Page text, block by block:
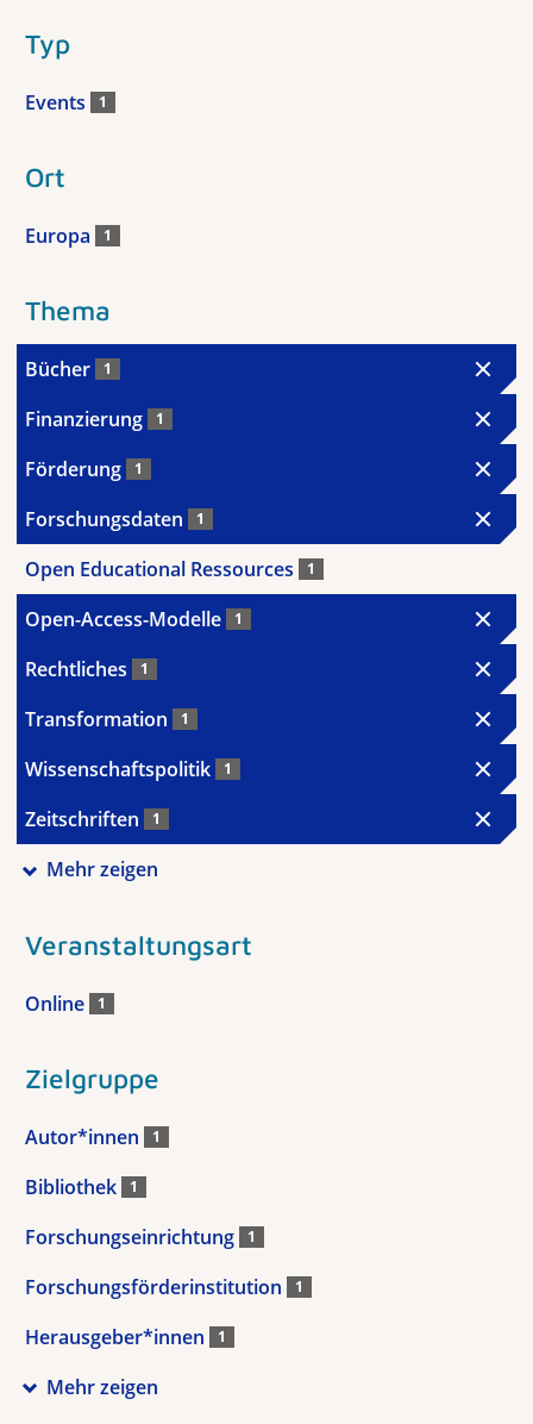
Typ
Events 1
Ort
Europa 1
Thema
Bücher 1
Finanzierung 1
Förderung 1
Forschungsdaten 1
Open Educational Ressources 1
Open-Access-Modelle 1
Rechtliches 1
Transformation 1
Wissenschaftspolitik 1
Zeitschriften 1
Mehr zeigen
Veranstaltungsart
Online 1
Zielgruppe
Autor*innen 1
Bibliothek 1
Forschungseinrichtung 1
Forschungsförderinstitution 1
Herausgeber*innen 1
Mehr zeigen